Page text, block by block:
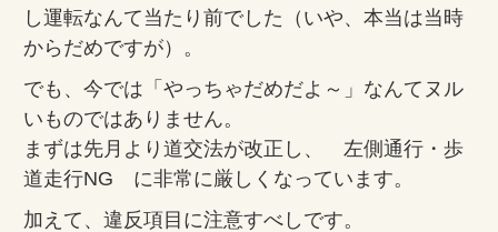
し運転なんて当たり前でした（いや、本当は当時
からだめですが）。
でも、今では「やっちゃだめだよ～」なんてヌル
いものではありません。
まずは先月より道交法が改正し、 左側通行・歩
道走行NG に非常に厳しくなっています。
加えて、違反項目に注意すべしです。